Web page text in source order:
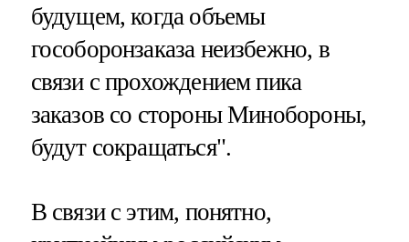
будущем, когда объемы
гособоронзаказа неизбежно, в
связи с прохождением пика
заказов со стороны Минобороны,
будут сокращаться".
В связи с этим, понятно,